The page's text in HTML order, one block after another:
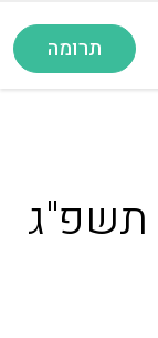
תרומה
תשפ"ג